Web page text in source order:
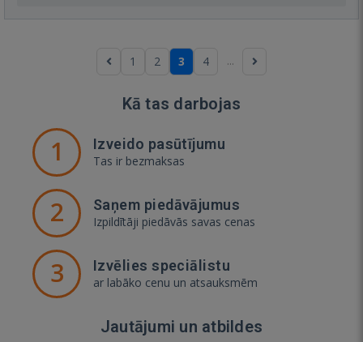
1 2 3 4 ...
Kā tas darbojas
1 Izveido pasūtījumu
Tas ir bezmaksas
2 Saņem piedāvājumus
Izpildītāji piedāvās savas cenas
3 Izvēlies speciālistu
ar labāko cenu un atsauksmēm
Jautājumi un atbildes